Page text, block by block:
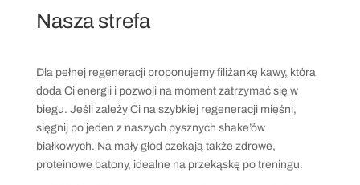
Nasza strefa
Dla pełnej regeneracji proponujemy filiżankę kawy, która
doda Ci energii i pozwoli na moment zatrzymać się w
biegu. Jeśli zależy Ci na szybkiej regeneracji mięśni,
sięgnij po jeden z naszych pysznych shake’ów
białkowych. Na mały głód czekają także zdrowe,
proteinowe batony, idealne na przekąskę po treningu.